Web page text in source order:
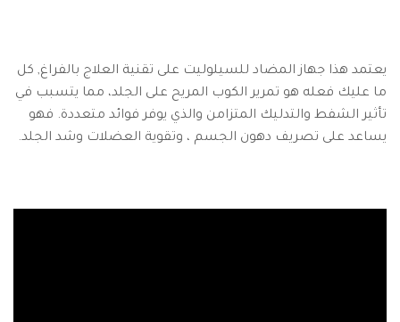
يعتمد هذا جهاز المضاد للسيلوليت على تقنية العلاج بالفراغ, كل
ما عليك فعله هو تمرير الكوب المريح على الجلد، مما يتسبب في
تأثير الشفط والتدليك المتزامن والذي يوفر فوائد متعددة. فهو
يساعد على تصريف دهون الجسم ، وتقوية العضلات وشد الجلد.